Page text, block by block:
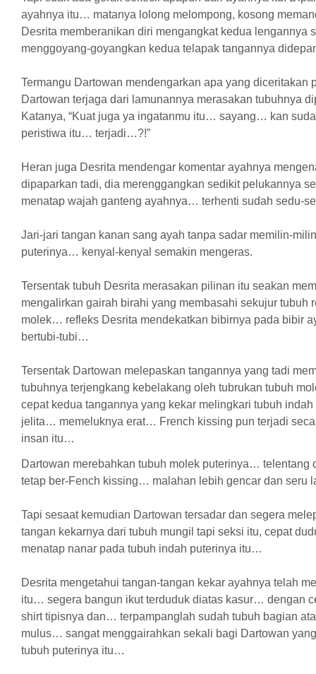
ayahnya itu… matanya lolong melompong, kosong
Desrita memberanikan diri mengangkat kedua lengannya
menggoyang-goyangkan kedua telapak tangannya
Termangu Dartowan mendengarkan apa yang diceritakan
Dartowan terjaga dari lamunannya merasakan tubuhnya
Katanya, “Kuat juga ya ingatanmu itu… sayang… kan
peristiwa itu… terjadi…?!”
Heran juga Desrita mendengar komentar ayahnya
dipaparkan tadi, dia merenggangkan sedikit pelukannya
menatap wajah ganteng ayahnya… terhenti sudah sedu-
Jari-jari tangan kanan sang ayah tanpa sadar memilin-
puterinya… kenyal-kenyal semakin mengeras.
Tersentak tubuh Desrita merasakan pilinan itu seakan
mengalirkan gairah birahi yang membasahi sekujur tubuh
molek… refleks Desrita mendekatkan bibirnya pada bibir
bertubi-tubi…
Tersentak Dartowan melepaskan tangannya yang tadi
tubuhnya terjengkang kebelakang oleh tubrukan tubuh
cepat kedua tangannya yang kekar melingkari tubuh
jelita… memeluknya erat… French kissing pun terjadi
insan itu…
Dartowan merebahkan tubuh molek puterinya…
tetap ber-Fench kissing… malahan lebih gencar dan seru
Tapi sesaat kemudian Dartowan tersadar dan segera
tangan kekarnya dari tubuh mungil tapi seksi itu, cepat
menatap nanar pada tubuh indah puterinya itu…
Desrita mengetahui tangan-tangan kekar ayahnya telah
itu… segera bangun ikut terduduk diatas kasur… dengan
shirt tipisnya dan… terpampanglah sudah tubuh bagian
mulus… sangat menggairahkan sekali bagi Dartowan
tubuh puterinya itu…